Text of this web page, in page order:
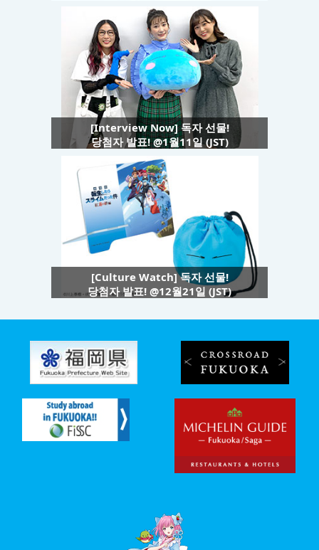
[Interview Now] 독자 선물!
당첨자 발표! @1월11일 (JST)
[Culture Watch] 독자 선물!
당첨자 발표! @12월21일 (JST)